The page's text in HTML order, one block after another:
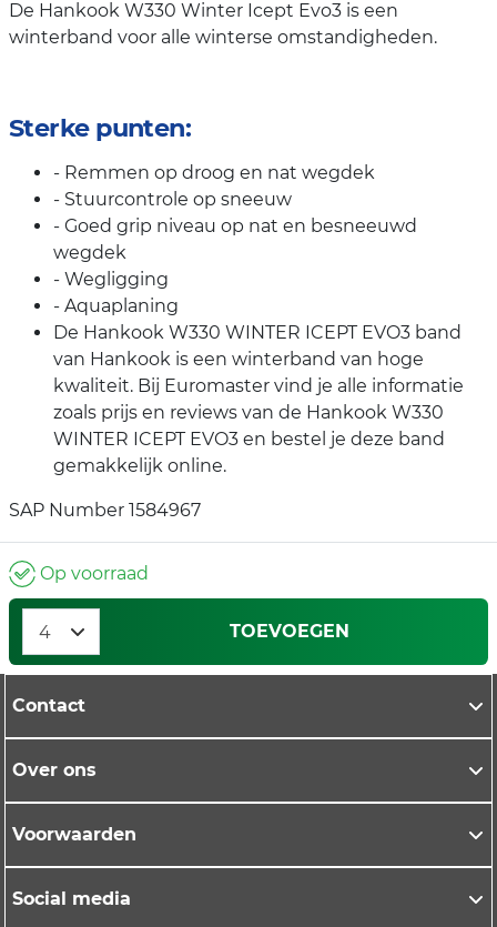
De Hankook W330 Winter Icept Evo3 is een
winterband voor alle winterse omstandigheden.
Sterke punten:
- Remmen op droog en nat wegdek
- Stuurcontrole op sneeuw
- Goed grip niveau op nat en besneeuwd
wegdek
- Wegligging
- Aquaplaning
De Hankook W330 WINTER ICEPT EVO3 band
van Hankook is een winterband van hoge
kwaliteit. Bij Euromaster vind je alle informatie
zoals prijs en reviews van de Hankook W330
WINTER ICEPT EVO3 en bestel je deze band
gemakkelijk online.
SAP Number 1584967
Op voorraad
TOEVOEGEN
Contact
Over ons
Voorwaarden
Social media